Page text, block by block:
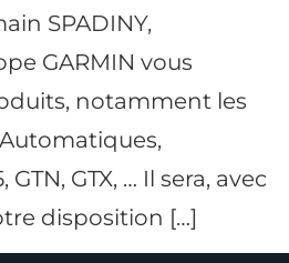
SPADINY,
GARMIN vous
notamment les
GTN, GTX, … Il sera, avec
disposition […]